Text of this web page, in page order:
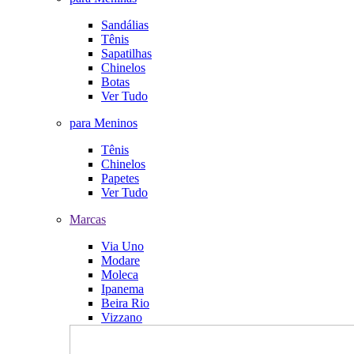
Sandálias
Tênis
Sapatilhas
Chinelos
Botas
Ver Tudo
para Meninos
Tênis
Chinelos
Papetes
Ver Tudo
Marcas
Via Uno
Modare
Moleca
Ipanema
Beira Rio
Vizzano